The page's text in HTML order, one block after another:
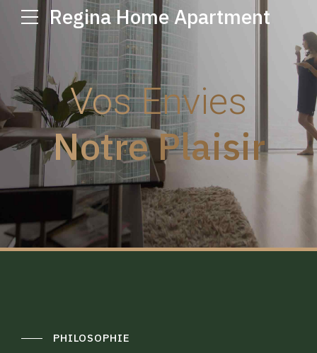
Regina Home Apartment
Vos Envies
Notre Plaisir
PHILOSOPHIE